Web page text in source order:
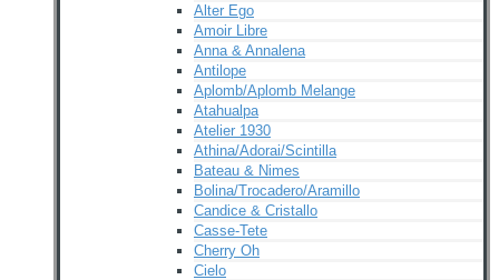
Alter Ego
Amoir Libre
Anna & Annalena
Antilope
Aplomb/Aplomb Melange
Atahualpa
Atelier 1930
Athina/Adorai/Scintilla
Bateau & Nimes
Bolina/Trocadero/Aramillo
Candice & Cristallo
Casse-Tete
Cherry Oh
Cielo